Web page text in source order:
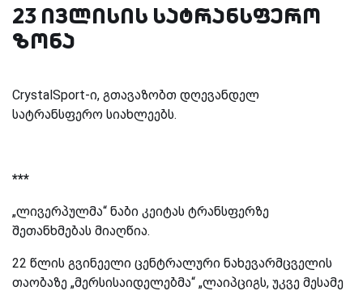
23 ივლისის სატრანსფერო
ზონა
CrystalSport-ი, გთავაზობთ დღევანდელ
სატრანსფერო სიახლეებს.
***
„ლივერპულმა“ ნაბი კეიტას ტრანსფერზე
შეთანხმებას მიაღწია.
22 წლის გვინეელი ცენტრალური ნახევარმცველის
თაობაზე „მერსისაიდელებმა“ „ლაიპციგს, უკვე მესამე